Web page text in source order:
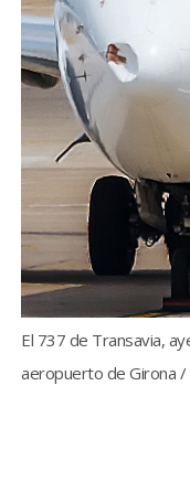
El 737 de Transavia,
aeropuerto de Girona /